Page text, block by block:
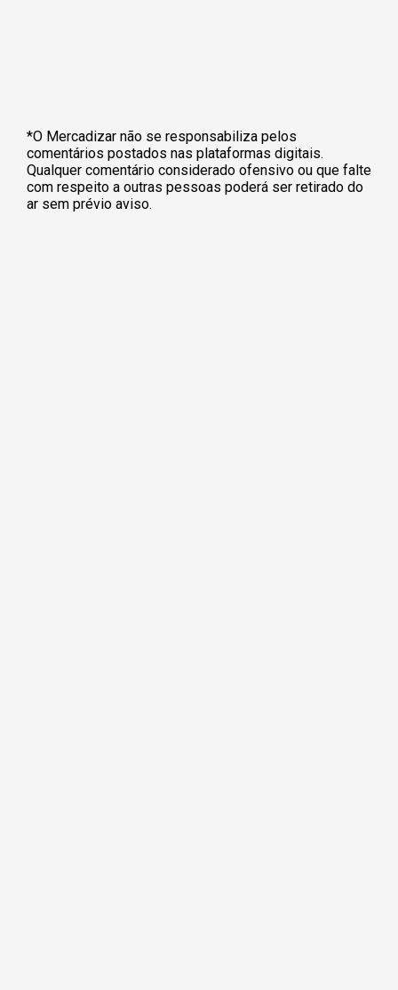
*O Mercadizar não se responsabiliza pelos
comentários postados nas plataformas digitais.
Qualquer comentário considerado ofensivo ou que falte
com respeito a outras pessoas poderá ser retirado do
ar sem prévio aviso.